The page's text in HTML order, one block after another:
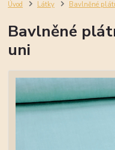
Úvod Látky Bavlněné
Bavlněné
uni